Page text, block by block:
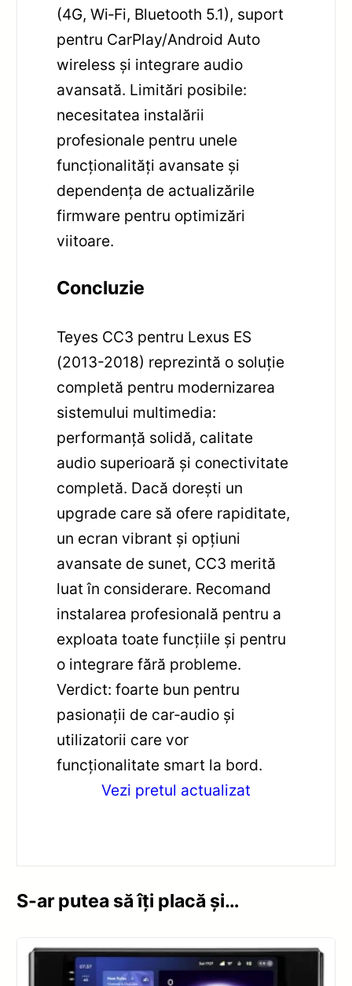
(4G, Wi‑Fi, Bluetooth 5.1), suport
pentru CarPlay/Android Auto
wireless și integrare audio
avansată. Limitări posibile:
necesitatea instalării
profesionale pentru unele
funcționalități avansate și
dependența de actualizările
firmware pentru optimizări
viitoare.
Concluzie
Teyes CC3 pentru Lexus ES
(2013-2018) reprezintă o soluție
completă pentru modernizarea
sistemului multimedia:
performanță solidă, calitate
audio superioară și conectivitate
completă. Dacă dorești un
upgrade care să ofere rapiditate,
un ecran vibrant și opțiuni
avansate de sunet, CC3 merită
luat în considerare. Recomand
instalarea profesională pentru a
exploata toate funcțiile și pentru
o integrare fără probleme.
Verdict: foarte bun pentru
pasionații de car‑audio și
utilizatorii care vor
funcționalitate smart la bord.
Vezi pretul actualizat
S-ar putea să îți placă și…